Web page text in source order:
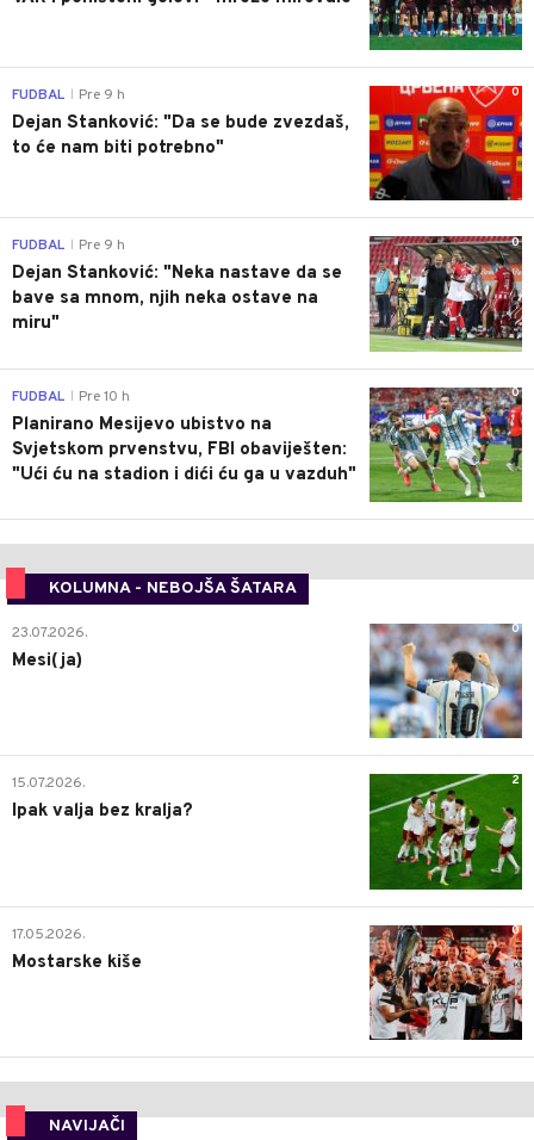
0
FUDBAL Pre 9 h
Dejan Stanković: "Da se bude zvezdaš,
to će nam biti potrebno"
0
FUDBAL Pre 9 h
Dejan Stanković: "Neka nastave da se
bave sa mnom, njih neka ostave na
miru"
0
FUDBAL Pre 10 h
Planirano Mesijevo ubistvo na
Svjetskom prvenstvu, FBI obaviješten:
"Ući ću na stadion i dići ću ga u vazduh"
KOLUMNA - NEBOJŠA ŠATARA
0
23.07.2026.
Mesi(ja)
2
15.07.2026.
Ipak valja bez kralja?
0
17.05.2026.
Mostarske kiše
NAVIJAČI